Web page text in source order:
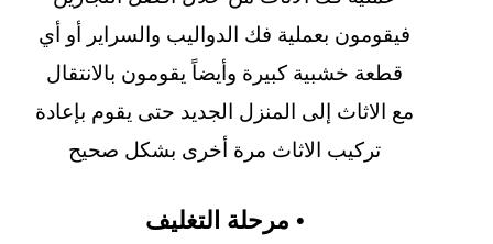
فيقومون بعملية فك الدواليب والسراير أو أي
قطعة خشبية كبيرة وأيضاً يقومون بالانتقال
مع الاثاث إلى المنزل الجديد حتى يقوم بإعادة
تركيب الاثاث مرة أخرى بشكل صحيح
• مرحلة التغليف